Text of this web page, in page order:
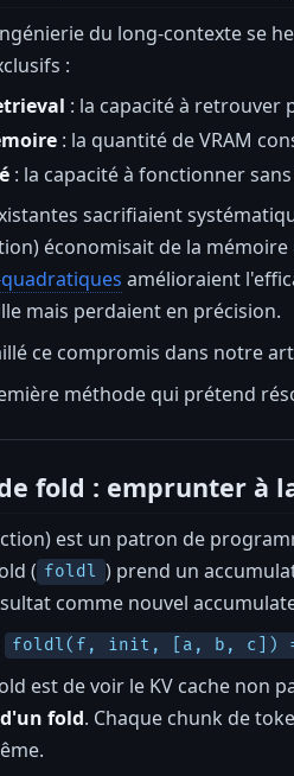
du long-contexte se
:
: la capacité à
: la quantité de VRAM
: la capacité à fonctionner
sacrifiaient
économisait de la
amélioraient
mais perdaient en précision.
ce compromis dans notre
méthode qui prétend
fold : emprunter à
est un patron de
( foldl ) prend un
comme nouvel
foldl(f, init, [a, b, c])
est de voir le KV cache
fold. Chaque chunk de